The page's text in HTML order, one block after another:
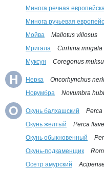
Минога речная
Минога ручьевая
Мойва
Mallotus villosus
Мригала
Cirrhina mrigala
Муксун
Coregonus
Н Нерка
Oncorhynchus
Новумбра
Novumbra
О Окунь балхашский
Perca
Окунь желтый
Perca
Окунь обыкновенный
Окунь-подкаменщик
Осетр амурский